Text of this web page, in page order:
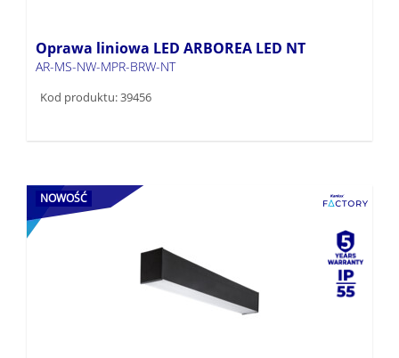
Oprawa liniowa LED ARBOREA LED NT
AR-MS-NW-MPR-BRW-NT
Kod produktu: 39456
NOWOŚĆ